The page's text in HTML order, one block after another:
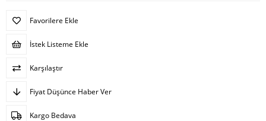
Favorilere Ekle
İstek Listeme Ekle
Karşılaştır
Fiyat Düşünce Haber Ver
Kargo Bedava